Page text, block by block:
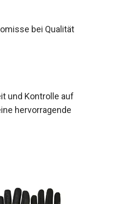
bei
mit
und Kontrolle
eine